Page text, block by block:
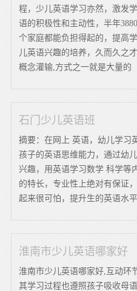
程，少儿英语学习亦然，激发
语的积极性和主动性，半年
个家庭都能负担得起的，提高
儿英语兴趣的培养，久而久之
概念灌输,方式之一就是大量的
石门少儿英语班
摘要：在网上 英语，幼儿学习
孩子的英语思维能力，通过幼
兴趣，用英语学习数学 科学等
的特长，专业性上绝对有保证
起来很可怕，提升生的英语水平
淮南市少儿英语哪家好
淮南市少儿英语哪家好,互动环
其学习过程也遵照孩子吸收母